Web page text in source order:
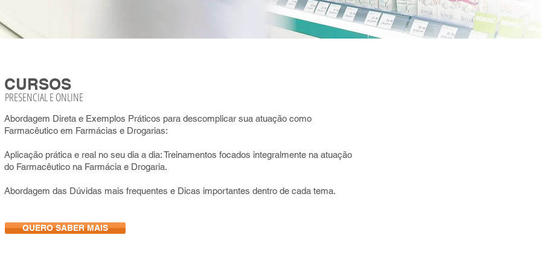
CURSOS
PRESENCIAL E ONLINE
Abordagem Direta e Exemplos Práticos para descomplicar sua atuação como
Farmacêutico em Farmácias e Drogarias:
Aplicação prática e real no seu dia a dia: Treinamentos focados integralmente na atuação
do Farmacêutico na Farmácia e Drogaria.
Abordagem das Dúvidas mais frequentes e Dicas importantes dentro de cada tema.
QUERO SABER MAIS